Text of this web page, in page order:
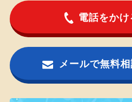
電話をかけ
メールで無料